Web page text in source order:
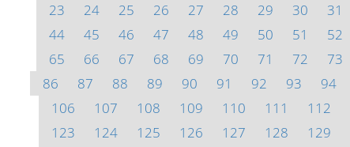
23
24 25 26 27 28 29 30 31
44
45 46 47 48 49 50 51 52
65
66 67 68 69 70 71 72 73
86
87 88 89 90 91 92 93 94
106
107 108 109 110 111 112
123
124 125 126 127 128 129